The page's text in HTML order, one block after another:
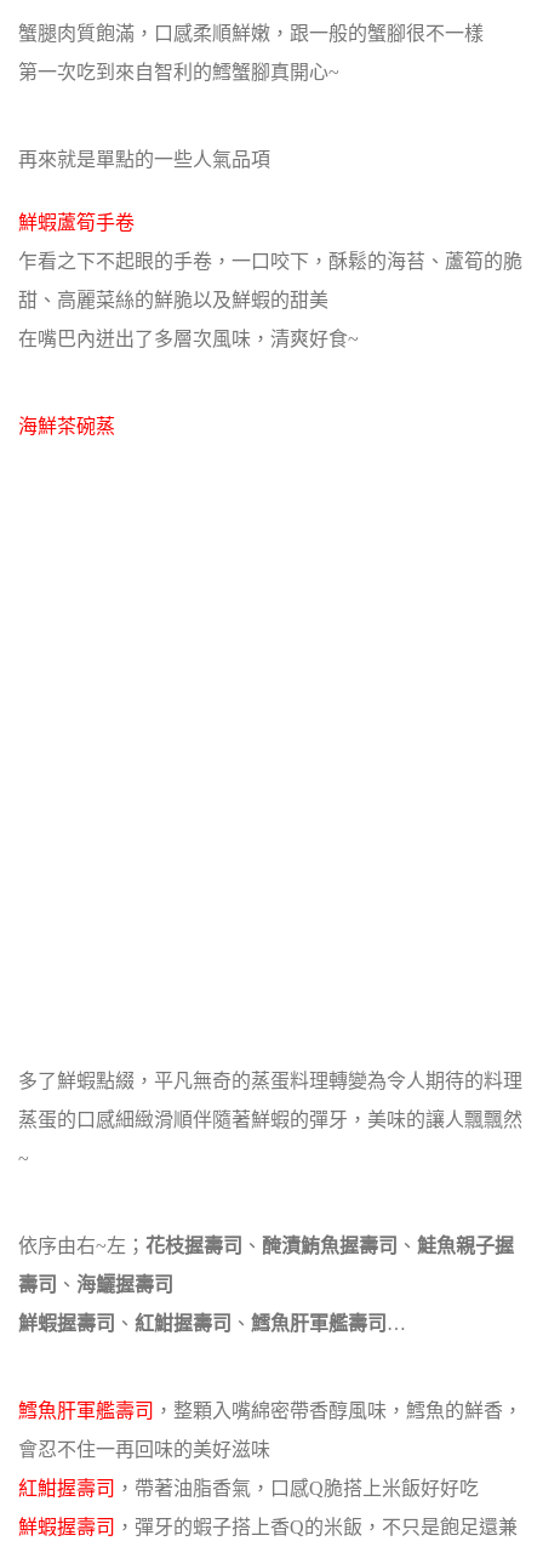
蟹腿肉質飽滿，口感柔順鮮嫩，跟一般的蟹腳很不一樣
第一次吃到來自智利的鱈蟹腳真開心~
再來就是單點的一些人氣品項
鮮蝦蘆筍手卷
乍看之下不起眼的手卷，一口咬下，酥鬆的海苔、蘆筍的脆
甜、高麗菜絲的鮮脆以及鮮蝦的甜美
在嘴巴內迸出了多層次風味，清爽好食~
海鮮茶碗蒸
多了鮮蝦點綴，平凡無奇的蒸蛋料理轉變為令人期待的料理
蒸蛋的口感細緻滑順伴隨著鮮蝦的彈牙，美味的讓人飄飄然
~
依序由右~左； 花枝握壽司 、 醃漬鮪魚握壽司 、 鮭魚親子握
壽司 、 海鱺握壽司
鮮蝦握壽司 、 紅魽握壽司 、 鱈魚肝軍艦壽司 …
鱈魚肝軍艦壽司 ，整顆入嘴綿密帶香醇風味，鱈魚的鮮香，
會忍不住一再回味的美好滋味
紅魽握壽司 ，帶著油脂香氣，口感Q脆搭上米飯好好吃
鮮蝦握壽司 ，彈牙的蝦子搭上香Q的米飯，不只是飽足還兼